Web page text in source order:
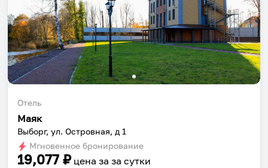
Отель
Маяк
Выборг, ул. Островная, д 1
Мгновенное бронирование
19,077 ₽ цена за за сутки